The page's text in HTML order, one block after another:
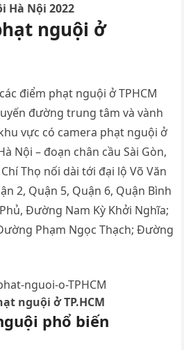
Hà Nội 2022
nguội ở
điểm phạt nguội ở TPHCM
đường trung tâm và vành
vực có camera phạt nguội ở
Nội – đoạn chân cầu Sài Gòn,
Thọ nối dài tới đại lộ Võ Văn
2, Quận 5, Quận 6, Quận Bình
Đường Nam Kỳ Khởi Nghĩa;
Phạm Ngọc Thạch; Đường
nguội ở TP.HCM
phổ biến